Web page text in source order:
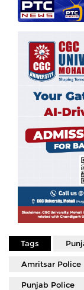
Tags
Amritsar Police
Punjab Police